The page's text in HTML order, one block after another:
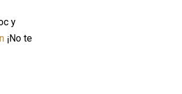
y
¡No te